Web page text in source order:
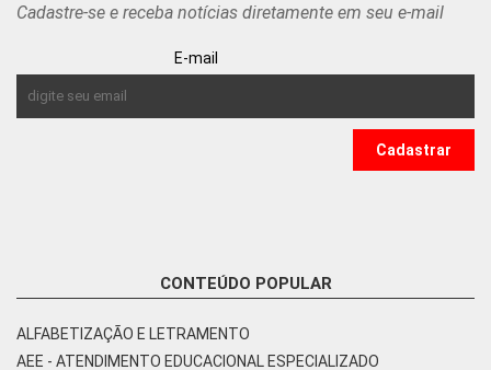
Cadastre-se e receba notícias diretamente em seu e-mail
E-mail
CONTEÚDO POPULAR
ALFABETIZAÇÃO E LETRAMENTO
AEE - ATENDIMENTO EDUCACIONAL ESPECIALIZADO